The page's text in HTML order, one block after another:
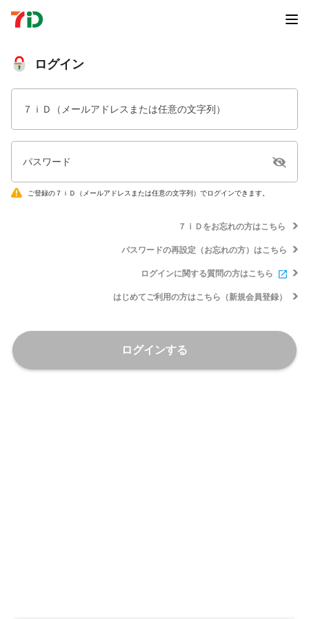
ログイン
７ｉＤ（メールアドレスまたは任意の文字列）
パスワード
ご登録の７ｉＤ（メールアドレスまたは任意の文字列）でログインできます。
７ｉＤをお忘れの方はこちら
パスワードの再設定（お忘れの方）はこちら
ログインに関する質問の方はこちら
はじめてご利用の方はこちら（新規会員登録）
ログインする